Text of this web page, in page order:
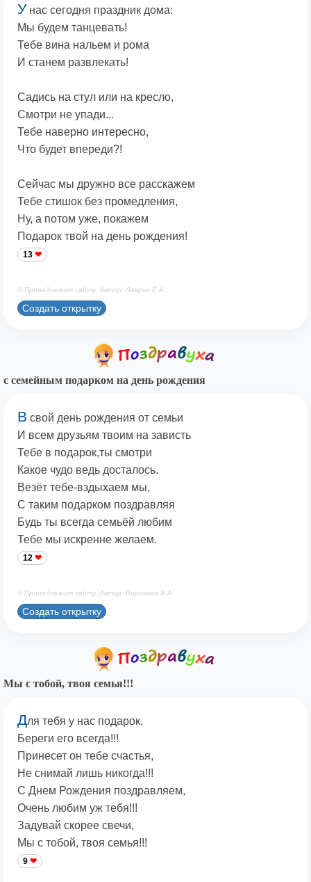
У нас сегодня праздник дома:
Мы будем танцевать!
Тебе вина нальем и рома
И станем развлекать!
Садись на стул или на кресло,
Смотри не упади...
Тебе наверно интересно,
Что будет впереди?!
Сейчас мы дружно все расскажем
Тебе стишок без промедления,
Ну, а потом уже, покажем
Подарок твой на день рождения!
13
© Принадлежит сайту. Автор: Лаврик Е.А.
Создать открытку
с семейным подарком на день рождения
В свой день рождения от семьи
И всем друзьям твоим на зависть
Тебе в подарок,ты смотри
Какое чудо ведь досталось.
Везёт тебе-вздыхаем мы,
С таким подарком поздравляя
Будь ты всегда семьёй любим
Тебе мы искренне желаем.
12
© Принадлежит сайту. Автор: Воронков А.А.
Создать открытку
Мы с тобой, твоя семья!!!
Для тебя у нас подарок,
Береги его всегда!!!
Принесет он тебе счастья,
Не снимай лишь никогда!!!
С Днем Рождения поздравляем,
Очень любим уж тебя!!!
Задувай скорее свечи,
Мы с тобой, твоя семья!!!
9